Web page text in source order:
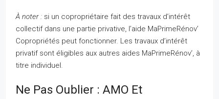
À noter : si un copropriétaire fait des travaux d’intérêt
collectif dans une partie privative, l’aide MaPrimeRénov’
Copropriétés peut fonctionner. Les travaux d’intérêt
privatif sont éligibles aux autres aides MaPrimeRénov’, à
titre individuel.
Ne Pas Oublier : AMO Et